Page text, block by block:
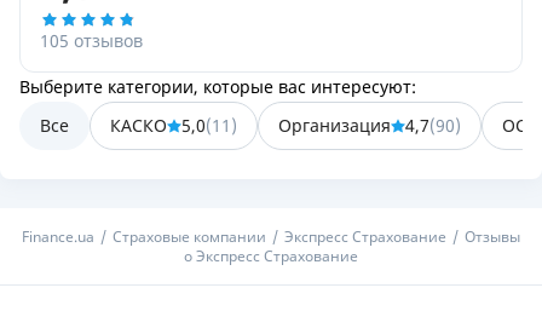
105 отзывов
Выберите категории, которые вас интересуют:
Все
КАСКО 5,0(11 ) Организация 4,7(90)
Finance.ua Страховые компании Экспресс Страхование
Отзывы
о Экспресс Страхование